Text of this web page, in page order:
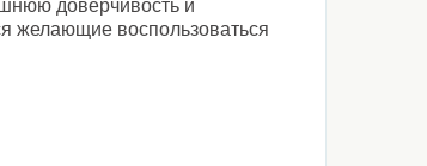
доверчивость и
желающие воспользоваться